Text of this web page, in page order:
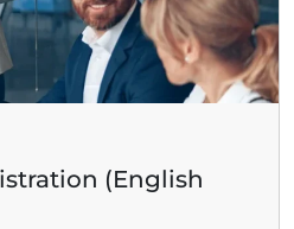
(English